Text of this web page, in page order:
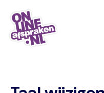
Skip
main